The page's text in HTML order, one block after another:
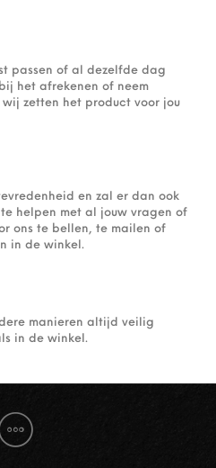
passen of al dezelfde dag
het afrekenen of neem
zetten het product voor jou
en zal er dan ook
helpen met al jouw vragen of
ons te bellen, te mailen of
in de winkel.
manieren altijd veilig
in de winkel.